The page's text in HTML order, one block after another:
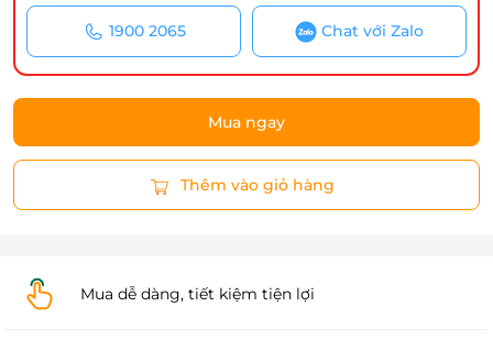
1900 2065 Chat với Zalo
Mua ngay
Thêm vào giỏ hàng
Mua dễ dàng, tiết kiệm tiện lợi